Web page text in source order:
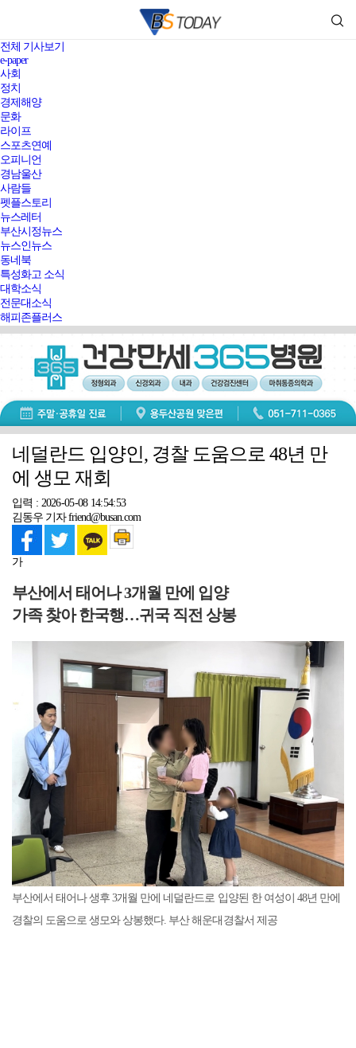
전체 기사보기
e-paper
사회
정치
경제해양
문화
라이프
스포츠연예
오피니언
경남울산
사람들
펫플스토리
뉴스레터
부산시정뉴스
뉴스인뉴스
동네북
특성화고 소식
대학소식
전문대소식
해피존플러스
네덜란드 입양인, 경찰 도움으로 48년 만
에 생모 재회
입력 : 2026-05-08 14:54:53
김동우 기자 friend@busan.com
가
부산에서 태어나 3개월 만에 입양
가족 찾아 한국행…귀국 직전 상봉
부산에서 태어나 생후 3개월 만에 네덜란드로 입양된 한 여성이 48년 만에
경찰의 도움으로 생모와 상봉했다. 부산 해운대경찰서 제공